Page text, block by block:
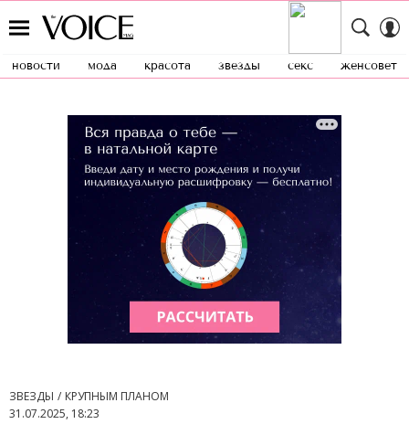
новости мода красота звезды секс женсовет
ЗВЕЗДЫ
КРУПНЫМ ПЛАНОМ
31.07.2025, 18:23